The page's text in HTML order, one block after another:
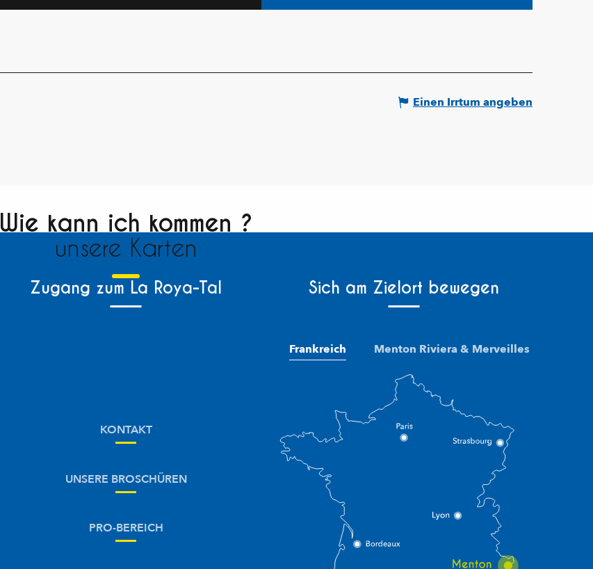
Einen Irrtum angeben
Wie kann ich kommen ?
unsere Karten
Zugang zum La Roya-Tal Sich am Zielort bewegen
KONTAKT
UNSERE BROSCHÜREN
PRO-BEREICH
Frankreich Menton Riviera & Merveilles